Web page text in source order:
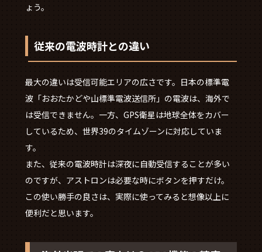
ょう。
従来の電波時計との違い
最大の違いは受信可能エリアの広さです。日本の標準電
波「おおたかどや山標準電波送信所」の電波は、海外で
は受信できません。一方、GPS衛星は地球全体をカバー
しているため、世界39のタイムゾーンに対応していま
す。
また、従来の電波時計は深夜に自動受信することが多い
のですが、アストロンは必要な時にボタンを押すだけ。
この使い勝手の良さは、実際に使ってみると想像以上に
便利だと思います。